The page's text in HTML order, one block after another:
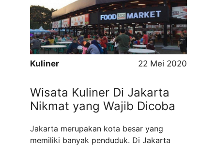
makanan yang praktis untuk Anda yang
sedang sibuk-sibuknya Telur ...Read more
Kuliner 22 Mei 2020
Wisata Kuliner Di Jakarta
Nikmat yang Wajib Dicoba
Jakarta merupakan kota besar yang
memiliki banyak penduduk. Di Jakarta